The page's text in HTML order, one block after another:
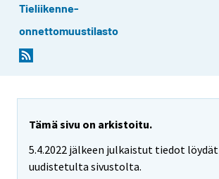
Tieliikenne-
onnettomuustilasto
Tämä sivu on arkistoitu.
5.4.2022 jälkeen julkaistut tiedot löydät
uudistetulta sivustolta.